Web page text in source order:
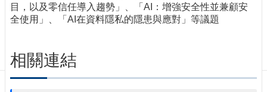
覽
新
消
息
目，以及零信任導入趨勢」、「AI：增強安全性並兼顧安
全使用」、「AI在資料隱私的隱患與應對」等議題
相關連結